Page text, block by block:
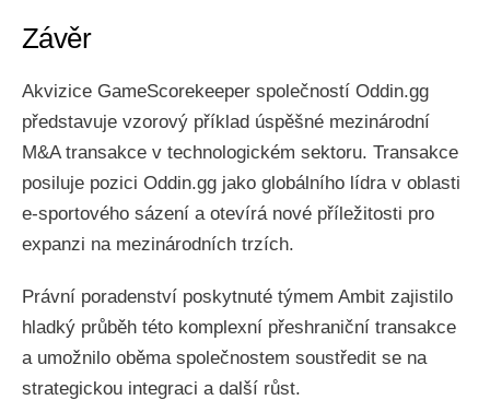
Závěr
Akvizice GameScorekeeper společností Oddin.gg
představuje vzorový příklad úspěšné mezinárodní
M&A transakce v technologickém sektoru. Transakce
posiluje pozici Oddin.gg jako globálního lídra v oblasti
e-sportového sázení a otevírá nové příležitosti pro
expanzi na mezinárodních trzích.
Právní poradenství poskytnuté týmem Ambit zajistilo
hladký průběh této komplexní přeshraniční transakce
a umožnilo oběma společnostem soustředit se na
strategickou integraci a další růst.